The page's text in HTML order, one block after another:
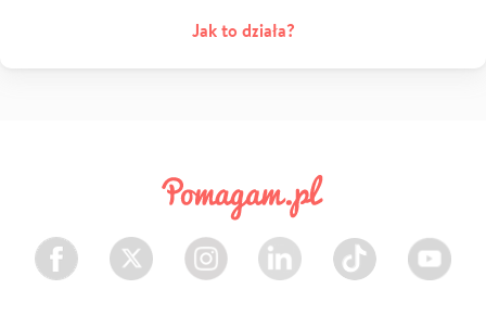
Jak to działa?
Facebook Twitter Instagram LinkedIn TikTok Youtube